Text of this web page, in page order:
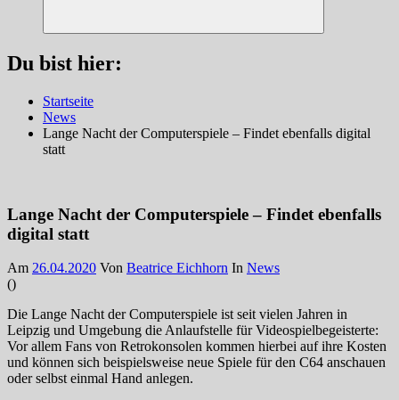
Suchen
Du bist hier:
Startseite
News
Lange Nacht der Computerspiele – Findet ebenfalls digital
statt
Lange Nacht der Computerspiele – Findet ebenfalls
digital statt
Am 26.04.2020 Von Beatrice Eichhorn In News
()
Die Lange Nacht der Computerspiele ist seit vielen Jahren in
Leipzig und Umgebung die Anlaufstelle für Videospielbegeisterte:
Vor allem Fans von Retrokonsolen kommen hierbei auf ihre Kosten
und können sich beispielsweise neue Spiele für den C64 anschauen
oder selbst einmal Hand anlegen.